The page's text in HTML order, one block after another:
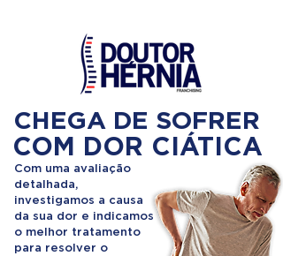
CHEGA DE SOFRER
COM DOR CIÁTICA
Com uma avaliação
detalhada,
investigamos a causa
da sua dor e indicamos
o melhor tratamento
para resolver o